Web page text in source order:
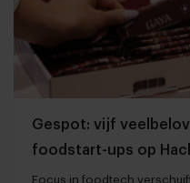
Gespot: vijf
foodstart-ups op
Zwitserland
Focus in foodtech